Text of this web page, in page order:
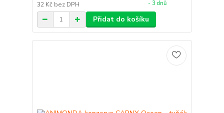
32 Kč bez DPH
- 3 dnů
Přidat do košíku